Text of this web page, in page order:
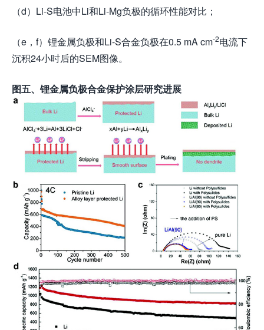
（d）Li-S电池中Li和Li-Mg负极的循环性能对比；
（e，f）锂金属负极和Li-S合金负极在0.5 mA cm-2电流下
沉积24小时后的SEM图像。
图五、锂金属负极合金保护涂层研究进展